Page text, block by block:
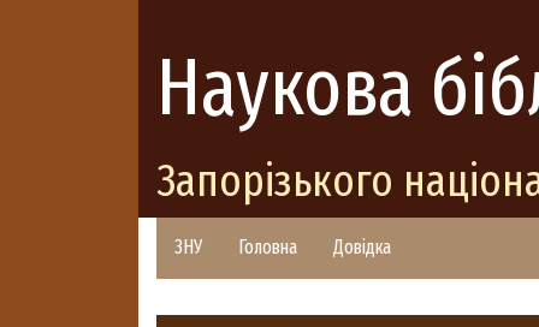
Наукова
Запорізького
ЗНУ Головна Довідка